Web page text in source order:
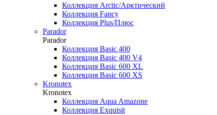
Коллекция Arctic/Арктический
Коллекция Fancy
Коллекция Plus/Плюс
Parador
Parador
Коллекция Basic 400
Коллекция Basic 400 V4
Коллекция Basic 600 ХL
Коллекция Basic 600 ХS
Kronotex
Kronotex
Коллекция Aqua Amazone
Коллекция Exquisit